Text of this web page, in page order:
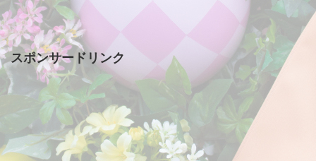
スポンサードリンク